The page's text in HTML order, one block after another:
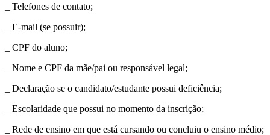
_ Telefones de contato;
_ E-mail (se possuir);
_ CPF do aluno;
_ Nome e CPF da mãe/pai ou responsável legal;
_ Declaração se o candidato/estudante possui deficiência;
_ Escolaridade que possui no momento da inscrição;
_ Rede de ensino em que está cursando ou concluiu o ensino médio;